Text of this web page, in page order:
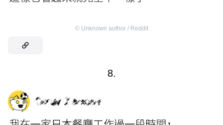
© Unknown author / Reddit
8.